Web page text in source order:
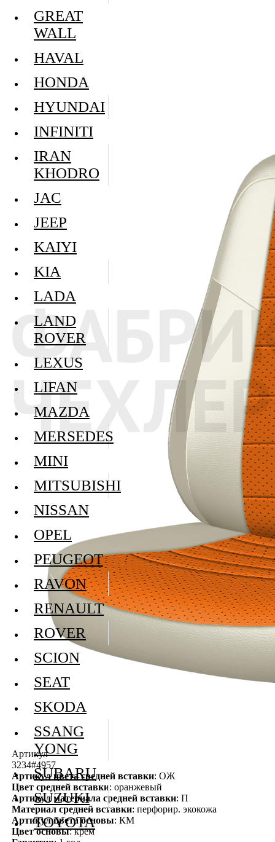
Артикул
3234#4957
Артикул цвета средней вставки: ОЖ
Цвет средней вставки: оранжевый
Артикул материала средней вставки: П
Материал средней вставки: перфорир. экокожа
Артикул цвета основы: КМ
Цвет основы: крем
GREAT
WALL
HAVAL
HONDA
HYUNDAI
INFINITI
IRAN
KHODRO
JAC
JEEP
KAIYI
KIA
LADA
LAND
ROVER
LEXUS
LIFAN
MAZDA
MERSEDES
MINI
MITSUBISHI
NISSAN
OPEL
PEUGEOT
RAVON
RENAULT
ROVER
SCION
SEAT
SKODA
SSANG
YONG
SUBARU
SUZUKI
TOYOTA